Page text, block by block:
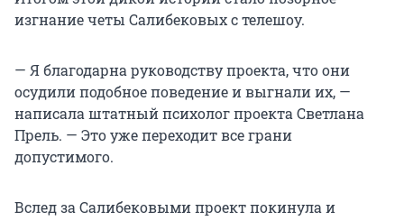
изгнание четы Салибековых с телешоу.
— Я благодарна руководству проекта, что они
осудили подобное поведение и выгнали их, —
написала штатный психолог проекта Светлана
Прель. — Это уже переходит все грани
допустимого.
Вслед за Салибековыми проект покинула и